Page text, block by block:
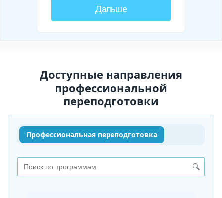
Доступные направления
профессиональной
переподготовки
Профессиональная переподготовка
🔍